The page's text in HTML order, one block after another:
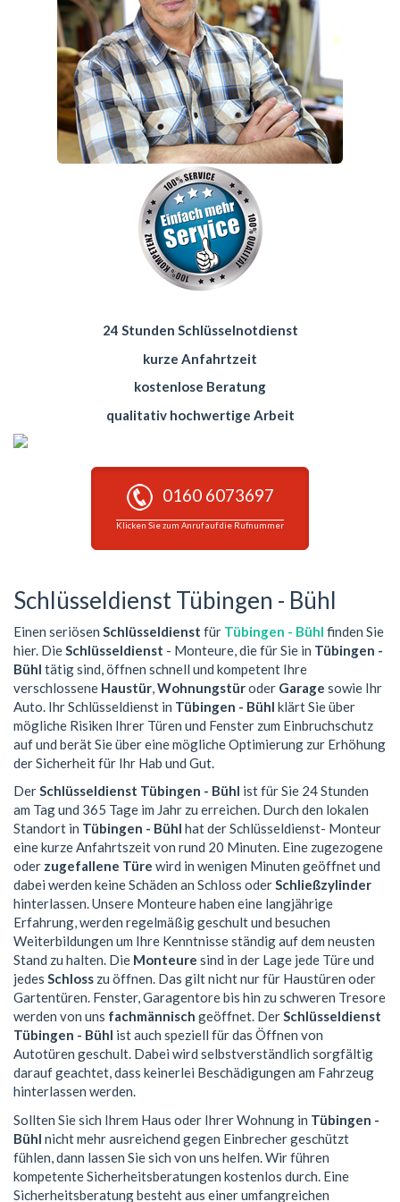
24 Stunden Schlüsselnotdienst
kurze Anfahrtzeit
kostenlose Beratung
qualitativ hochwertige Arbeit
0160 6073697
Klicken Sie zum Anruf auf die Rufnummer
Schlüsseldienst Tübingen - Bühl
Einen seriösen Schlüsseldienst für Tübingen - Bühl finden Sie
hier. DieSchlüsseldienst - Monteure, die für Sie in Tübingen -
Bühl tätig sind, öffnen schnell und kompetent Ihre
verschlossene Haustür,Wohnungstüroder Garage sowie Ihr
Auto. Ihr Schlüsseldienst in Tübingen - Bühl klärt Sie über
mögliche Risiken Ihrer Türen und Fenster zum Einbruchschutz
auf und berät Sie über eine mögliche Optimierung zur Erhöhung
der Sicherheit für Ihr Hab und Gut.
DerSchlüsseldienst Tübingen - Bühl ist für Sie 24 Stunden
am Tag und 365 Tage im Jahr zu erreichen. Durch den lokalen
Standort in Tübingen - Bühl hat der Schlüsseldienst- Monteur
eine kurze Anfahrtszeit von rund 20 Minuten. Eine zugezogene
oder zugefallene Türe wird in wenigen Minuten geöffnet und
dabei werden keine Schäden an Schloss oderSchließzylinder
hinterlassen. Unsere Monteure haben eine langjährige
Erfahrung, werden regelmäßig geschult und besuchen
Weiterbildungen um Ihre Kenntnisse ständig auf dem neusten
Stand zu halten. Die Monteure sind in der Lage jede Türe und
jedes Schloss zu öffnen. Das gilt nicht nur für Haustüren oder
Gartentüren. Fenster, Garagentore bis hin zu schweren Tresore
werden von uns fachmännisch geöffnet. DerSchlüsseldienst
Tübingen - Bühl ist auch speziell für das Öffnen von
Autotüren geschult. Dabei wird selbstverständlich sorgfältig
darauf geachtet, dass keinerlei Beschädigungen am Fahrzeug
hinterlassen werden.
Sollten Sie sich Ihrem Haus oder Ihrer Wohnung in Tübingen -
Bühl nicht mehr ausreichend gegen Einbrecher geschützt
fühlen, dann lassen Sie sich von uns helfen. Wir führen
kompetente Sicherheitsberatungen kostenlos durch. Eine
Sicherheitsberatung besteht aus einer umfangreichen